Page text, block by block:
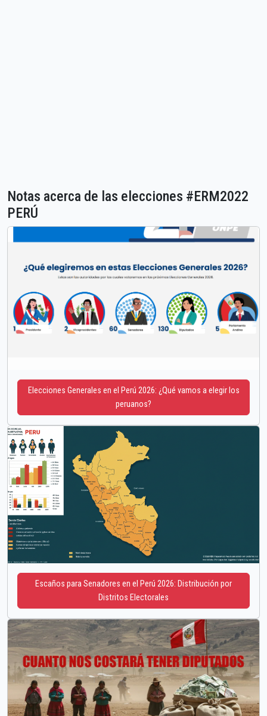
Notas acerca de las elecciones #ERM2022
PERÚ
Elecciones Generales en el Perú 2026: ¿Qué vamos a elegir los
peruanos?
Escaños para Senadores en el Perú 2026: Distribución por
Distritos Electorales